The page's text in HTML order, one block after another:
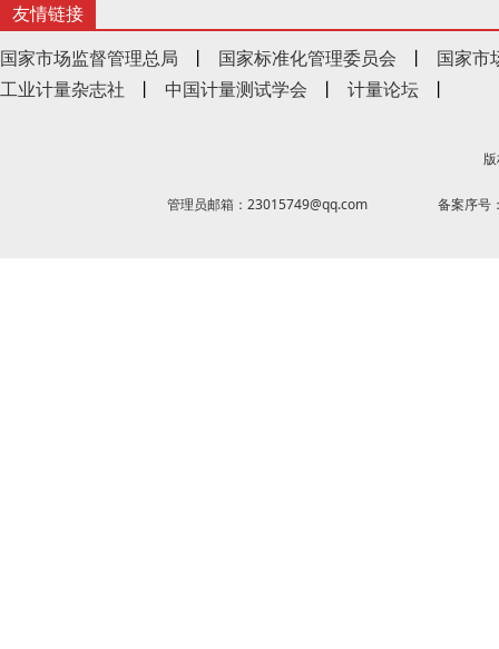
友情链接
国家市场监督管理总局
丨 国家标准化管理委员会 丨
国家市
工业计量杂志社
丨 中国计量测试学会 丨 计量论坛 丨
管理员邮箱：23015749@qq.com 备案序号